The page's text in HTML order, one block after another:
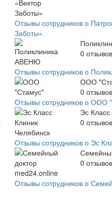
Отзывы сотрудников о
Заботы»
0 отзывов
Отзывы сотрудников о
ООО
0 отзывов
Отзывы сотрудников о ООО
Эс
0 отзывов
Отзывы сотрудников о Эс
0 отзывов
Отзывы сотрудников о